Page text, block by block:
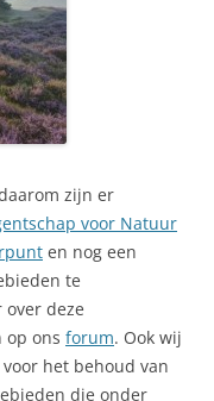
zijn er
voor Natuur
en nog een
te
deze
op ons forum. Ook wij
het behoud van
die onder